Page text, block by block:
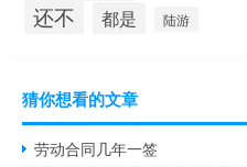
还不 都是 陆游
猜你想看的文章
劳动合同几年一签